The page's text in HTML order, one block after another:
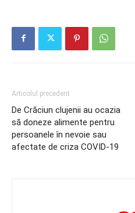
Articolul precedent
De Crăciun clujenii au ocazia
să doneze alimente pentru
persoanele în nevoie sau
afectate de criza COVID-19